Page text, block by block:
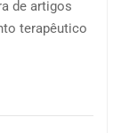
de artigos
terapêutico